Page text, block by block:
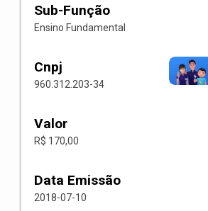
Sub-Função
Ensino Fundamental
Cnpj
960.312.203-34
Valor
R$ 170,00
Data Emissão
2018-07-10